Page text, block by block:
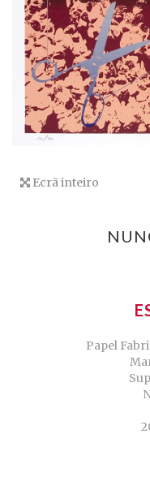
Ecrã inteiro
Papel